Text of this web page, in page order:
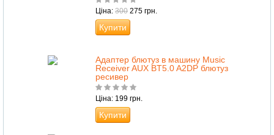
Ціна: 300 275 грн.
Купити
Адаптер блютуз в машину Music
Receiver AUX BT5.0 A2DP блютуз
ресивер
Ціна: 199 грн.
Купити